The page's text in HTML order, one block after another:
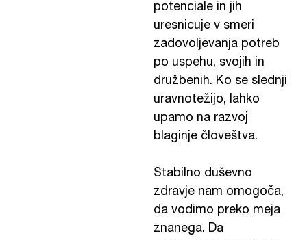
potenciale in jih
uresnicuje v smeri
zadovoljevanja potreb
po uspehu, svojih in
družbenih. Ko se slednji
uravnotežijo, lahko
upamo na razvoj
blaginje človeštva.
Stabilno duševno
zdravje nam omogoča,
da vodimo preko meja
znanega. Da